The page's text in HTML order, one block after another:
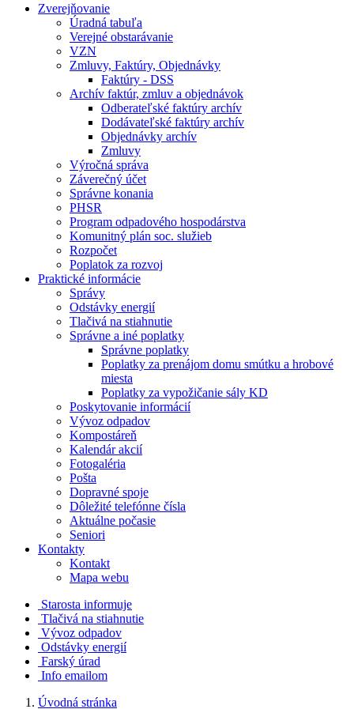
Zverejňovanie
Úradná tabuľa
Verejné obstarávanie
VZN
Zmluvy, Faktúry, Objednávky
Faktúry - DSS
Archív faktúr, zmluv a objednávok
Odberateľské faktúry archív
Dodávateľské faktúry archív
Objednávky archív
Zmluvy
Výročná správa
Záverečný účet
Správne konania
PHSR
Program odpadového hospodárstva
Komunitný plán soc. služieb
Rozpočet
Poplatok za rozvoj
Praktické informácie
Správy
Odstávky energií
Tlačivá na stiahnutie
Správne a iné poplatky
Správne poplatky
Poplatky za prenájom domu smútku a hrobové
miesta
Poplatky za vypožičanie sály KD
Poskytovanie informácií
Vývoz odpadov
Kompostáreň
Kalendár akcií
Fotogaléria
Pošta
Dopravné spoje
Dôležité telefónne čísla
Aktuálne počasie
Seniori
Kontakty
Kontakt
Mapa webu
Starosta informuje
Tlačivá na stiahnutie
Vývoz odpadov
Odstávky energií
Farský úrad
Info emailom
Úvodná stránka